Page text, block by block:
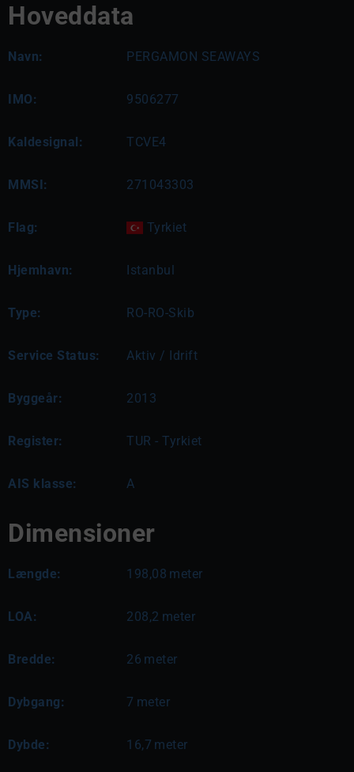
Hoveddata
Navn: PERGAMON SEAWAYS
IMO: 9506277
Kaldesignal: TCVE4
MMSI: 271043303
Flag: Tyrkiet
Hjemhavn: Istanbul
Type: RO-RO-Skib
Service Status: Aktiv / Idrift
Byggeår: 2013
Register: TUR - Tyrkiet
AIS klasse: A
Dimensioner
Længde: 198,08 meter
LOA: 208,2 meter
Bredde: 26 meter
Dybgang: 7 meter
Dybde: 16,7 meter